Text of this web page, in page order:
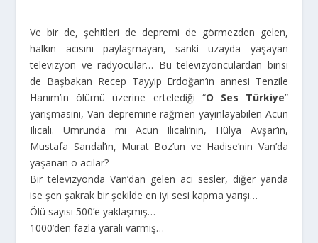
Ve bir de, şehitleri de depremi de görmezden gelen,
halkın acısını paylaşmayan, sanki uzayda yaşayan
televizyon ve radyocular… Bu televizyonculardan birisi
de Başbakan Recep Tayyip Erdoğan’ın annesi Tenzile
Hanım’ın ölümü üzerine ertelediği “O Ses Türkiye”
yarışmasını, Van depremine rağmen yayınlayabilen Acun
Ilıcalı. Umrunda mı Acun Ilıcalı’nın, Hülya Avşar’ın,
Mustafa Sandal’ın, Murat Boz’un ve Hadise’nin Van’da
yaşanan o acılar?
Bir televizyonda Van’dan gelen acı sesler, diğer yanda
ise şen şakrak bir şekilde en iyi sesi kapma yarışı…
Ölü sayısı 500’e yaklaşmış…
1000’den fazla yaralı varmış…